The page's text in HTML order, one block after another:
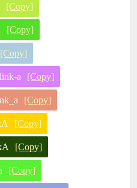
[Copy]
[Copy]
[Copy]
a [Copy]
[Copy]
[Copy]
[Copy]
[Copy]